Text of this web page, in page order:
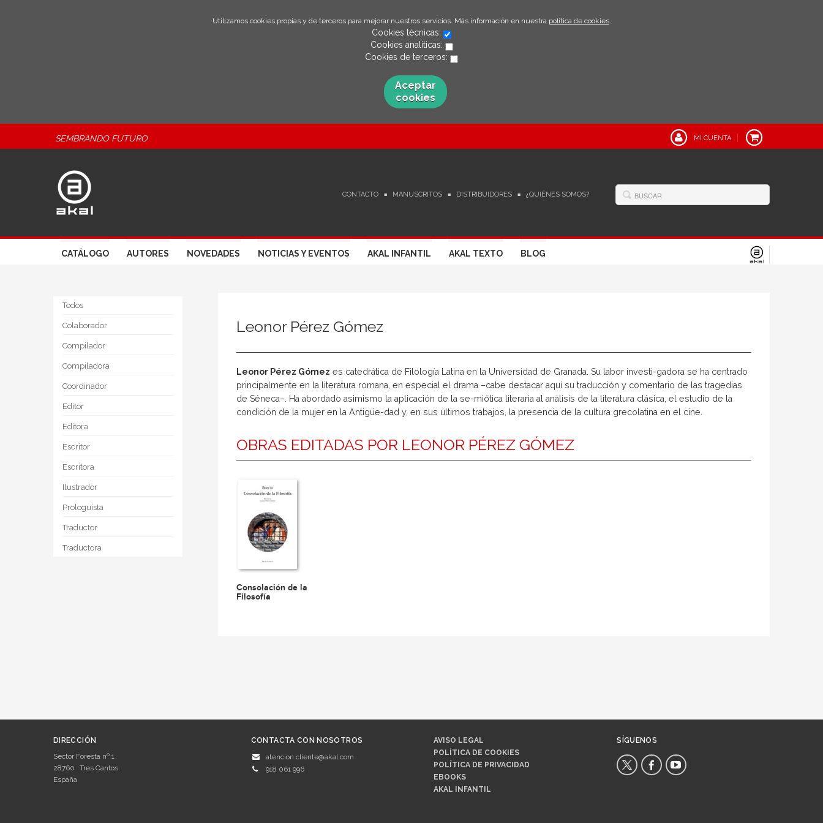
Utilizamos cookies propias y de terceros para mejorar nuestros servicios. Más información en nuestra política de cookies.
Cookies técnicas:
Cookies analíticas:
Cookies de terceros:
Aceptar
cookies
SEMBRANDO FUTURO MI CUENTA
CONTACTO MANUSCRITOS DISTRIBUIDORES ¿QUIÉNES SOMOS?
CATÁLOGO AUTORES NOVEDADES NOTICIAS Y EVENTOS AKAL INFANTIL AKAL TEXTO BLOG
Todos
Colaborador
Compilador
Compiladora
Coordinador
Editor
Editora
Escritor
Escritora
Ilustrador
Prologuista
Traductor
Traductora
Leonor Pérez Gómez
Leonor Pérez Gómez es catedrática de Filología Latina en la Universidad de Granada. Su labor investi-gadora se ha centrado
principalmente en la literatura romana, en especial el drama –cabe destacar aquí su traducción y comentario de las tragedias
de Séneca–. Ha abordado asimismo la aplicación de la se-miótica literaria al análisis de la literatura clásica, el estudio de la
condición de la mujer en la Antigüe-dad y, en sus últimos trabajos, la presencia de la cultura grecolatina en el cine.
OBRAS EDITADAS POR LEONOR PÉREZ GÓMEZ
Consolación de la
Filosofía
DIRECCIÓN
Sector Foresta nº 1
28760
Tres Cantos
España
CONTACTA CON NOSOTROS
atencion.cliente@akal.com
918 061 996
AVISO LEGAL
POLÍTICA DE COOKIES
POLÍTICA DE PRIVACIDAD
EBOOKS
AKAL INFANTIL
SÍGUENOS